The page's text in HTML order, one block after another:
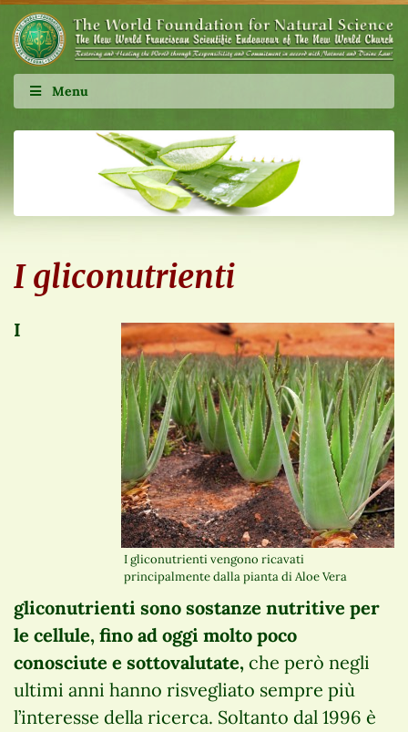
Menu
I gliconutrienti
I gliconutrienti vengono ricavati
principalmente dalla pianta di Aloe Vera
I
gliconutrienti sono sostanze nutritive per
le cellule, fino ad oggi molto poco
conosciute e sottovalutate, che però negli
ultimi anni hanno risvegliato sempre più
l’interesse della ricerca. Soltanto dal 1996 è